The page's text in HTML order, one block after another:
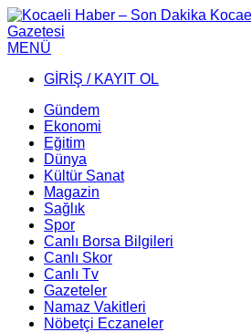
MENÜ
GİRİŞ / KAYIT OL
Gündem
Ekonomi
Eğitim
Dünya
Kültür Sanat
Magazin
Sağlık
Spor
Canlı Borsa Bilgileri
Canlı Skor
Canlı Tv
Gazeteler
Namaz Vakitleri
Nöbetçi Eczaneler